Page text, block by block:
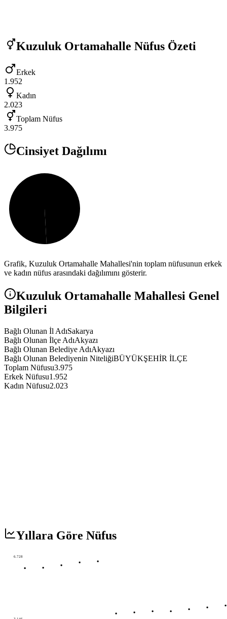
Kuzuluk Ortamahalle Nüfus Özeti
Erkek
1.952
Kadın
2.023
Toplam Nüfus
3.975
Cinsiyet Dağılımı
Grafik, Kuzuluk Ortamahalle Mahallesi'nin toplam nüfusunun erkek
ve kadın nüfus arasındaki dağılımını gösterir.
Kuzuluk Ortamahalle Mahallesi Genel
Bilgileri
Bağlı Olunan İl AdıSakarya
Bağlı Olunan İlçe AdıAkyazı
Bağlı Olunan Belediye AdıAkyazı
Bağlı Olunan Belediyenin NiteliğiBÜYÜKŞEHİR İLÇE
Toplam Nüfusu3.975
Erkek Nüfusu1.952
Kadın Nüfusu2.023
Yıllara Göre Nüfus
6.728